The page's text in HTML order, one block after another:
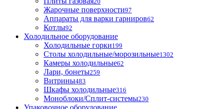
Жарочные поверхности97
Аппараты для варки гарниров62
Котлы92
Холодильное оборудование
Холодильные горки199
Столы холодильные/морозильные1302
Камеры холодильные62
Лари, бонеты259
Витрины483
Шкафы холодильные316
Моноблоки/Сплит-системы230
Упаковочное оборудование